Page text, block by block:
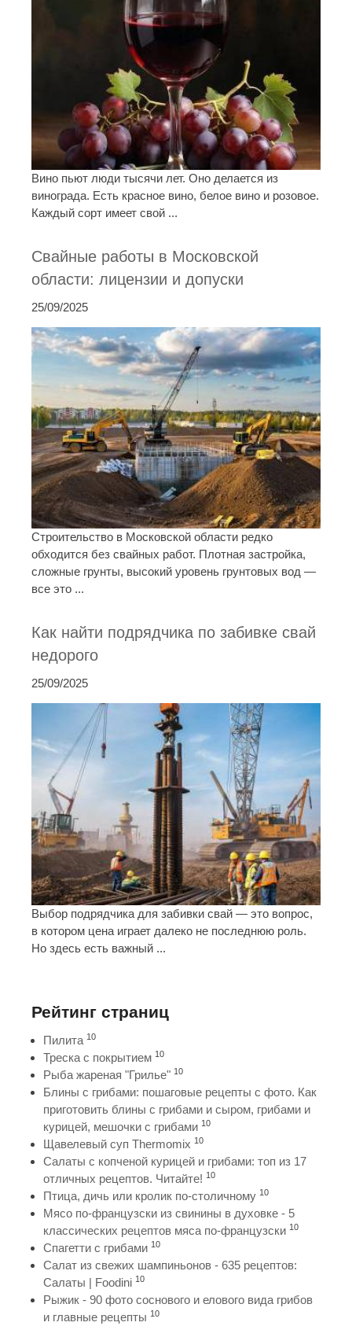
Вино пьют люди тысячи лет. Оно делается из
винограда. Есть красное вино, белое вино и розовое.
Каждый сорт имеет свой ...
Свайные работы в Московской
области: лицензии и допуски
25/09/2025
Строительство в Московской области редко
обходится без свайных работ. Плотная застройка,
сложные грунты, высокий уровень грунтовых вод —
все это ...
Как найти подрядчика по забивке свай
недорого
25/09/2025
Выбор подрядчика для забивки свай — это вопрос,
в котором цена играет далеко не последнюю роль.
Но здесь есть важный ...
Рейтинг страниц
Пилита 10
Треска с покрытием 10
Рыба жареная "Грилье" 10
Блины с грибами: пошаговые рецепты с фото. Как
приготовить блины с грибами и сыром, грибами и
курицей, мешочки с грибами 10
Щавелевый суп Thermomix 10
Салаты с копченой курицей и грибами: топ из 17
отличных рецептов. Читайте! 10
Птица, дичь или кролик по-столичному 10
Мясо по-французски из свинины в духовке - 5
классических рецептов мяса по-французски 10
Спагетти с грибами 10
Салат из свежих шампиньонов - 635 рецептов:
Салаты | Foodini 10
Рыжик - 90 фото соснового и елового вида грибов
и главные рецепты 10